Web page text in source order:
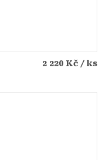
2 220 Kč / ks